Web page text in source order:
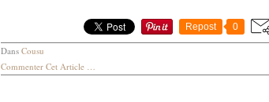
Repost 0
Dans Cousu
Commenter Cet Article …